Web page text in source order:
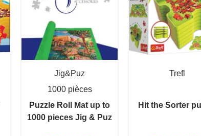
Jig&Puz
1000 pièces
Puzzle Roll Mat up to
1000 pieces Jig & Puz
Trefl
Hit the Sorter